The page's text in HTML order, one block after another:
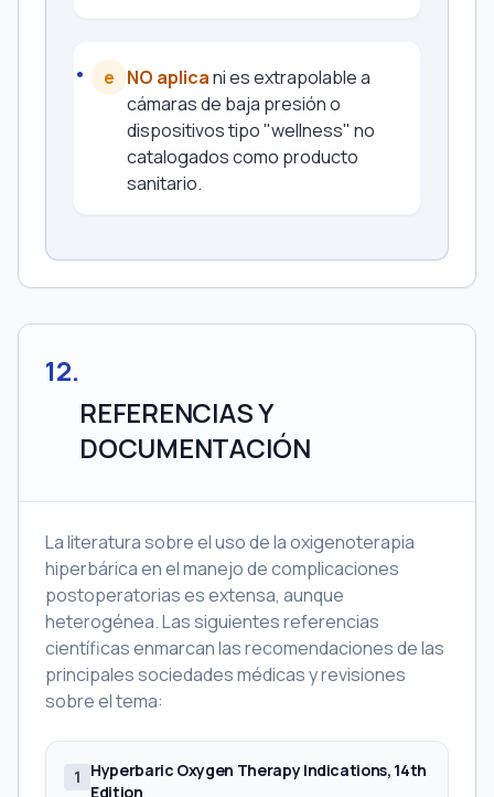
e NO aplicani es extrapolable a
cámaras de baja presión o
dispositivos tipo "wellness" no
catalogados como producto
sanitario.
12.
REFERENCIAS Y
DOCUMENTACIÓN
La literatura sobre el uso de la oxigenoterapia
hiperbárica en el manejo de complicaciones
postoperatorias es extensa, aunque
heterogénea. Las siguientes referencias
científicas enmarcan las recomendaciones de las
principales sociedades médicas y revisiones
sobre el tema:
1 Hyperbaric Oxygen Therapy Indications, 14th
Edition